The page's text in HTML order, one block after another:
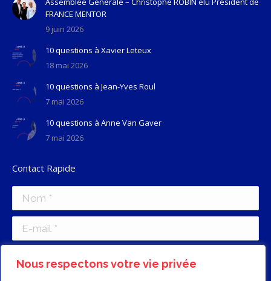
Nous respectons votre vie privée
FRANCE MENTOR
9 juin 2026
10 questions à Xavier Leteux
18 mai 2026
10 questions à Jean-Yves Roul
7 mai 2026
10 questions à Anne Van Gaver
7 mai 2026
Contact Rapide
Nom *
E-mail *